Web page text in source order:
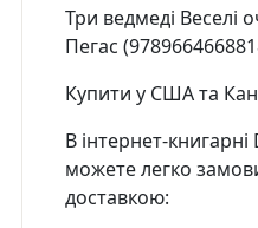
Три ведмеді Веселі
Пегас
Купити у США та
В інтернет-
можете легко
доставкою: